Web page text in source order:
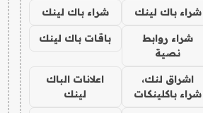
شراء باك لينك شراء باك لينك
شراء روابط
نصية
باقات باك لينك
اشراق لنك،
شراء باكلينكات
اعلانات الباك
لينك